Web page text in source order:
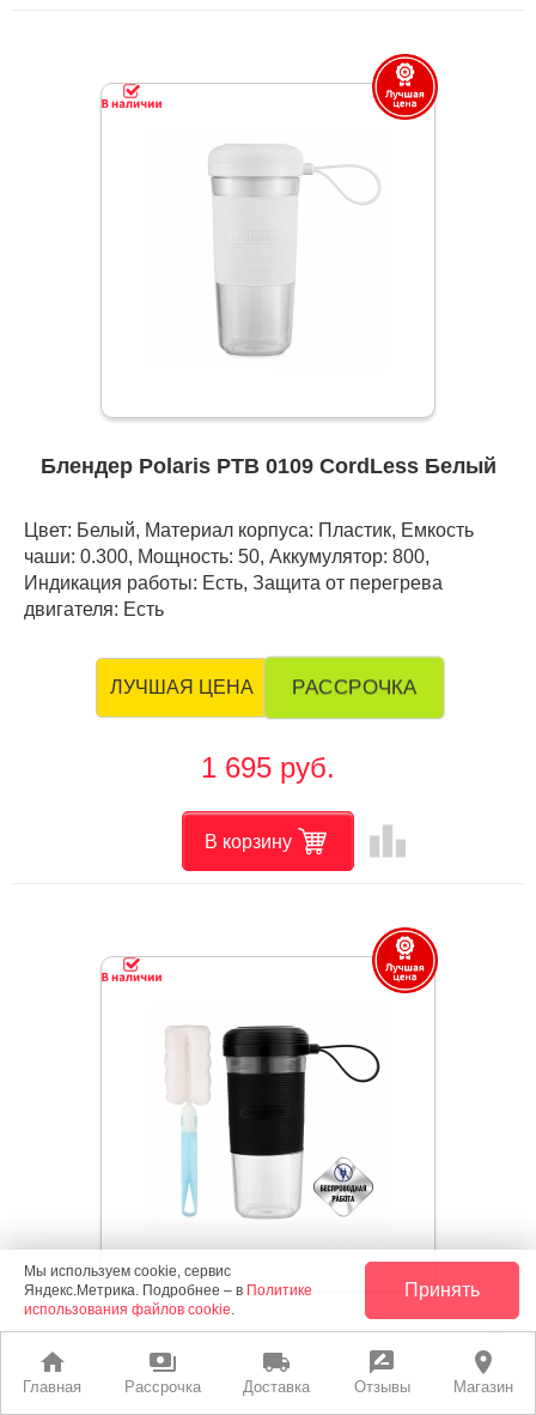
home
Главная
payments
Рассрочка
local_shipping
Доставка
rate_review
Отзывы
place
Магазин
Блендер Polaris PTB 0109 CordLess Белый
Цвет: Белый, Материал корпуса: Пластик, Емкость
чаши: 0.300, Мощность: 50, Аккумулятор: 800,
Индикация работы: Есть, Защита от перегрева
двигателя: Есть
ЛУЧШАЯ ЦЕНА РАССРОЧКА
1 695 руб.
В корзину leaderboard
Блендер Polaris PTB 0109 CordLess Черный
Мы используем cookie, сервис
Яндекс.Метрика. Подробнее – в Политике
использования файлов cookie.
Принять